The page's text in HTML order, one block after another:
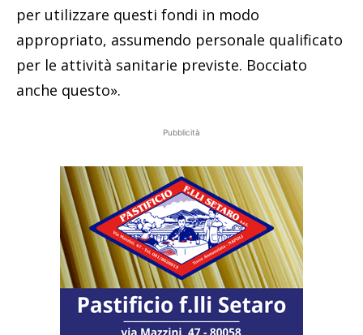
per utilizzare questi fondi in modo
appropriato, assumendo personale qualificato
per le attività sanitarie previste. Bocciato
anche questo».
Pubblicità